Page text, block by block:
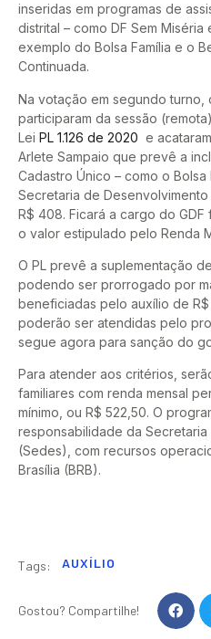
inseridas em programas de
distrital – como DF Sem
exemplo do Bolsa Família e o
Continuada.
Na votação em segundo turno,
participaram da sessão
Lei PL 1.126 de 2020 e
Arlete Sampaio que prevê a
Cadastro Único – como o
Secretaria de
R$ 408. Ficará a cargo do
o valor estipulado pelo Renda
O PL prevê a suplementação
podendo ser prorrogado por
beneficiadas pelo auxílio de
poderão ser atendidas pelo
segue agora para sanção do
Para atender aos critérios,
familiares com renda mensal
mínimo, ou R$ 522,50. O
responsabilidade da
(Sedes), com recursos
Brasília (BRB).
Tags: AUXÍLIO
Gostou? Compartilhe!